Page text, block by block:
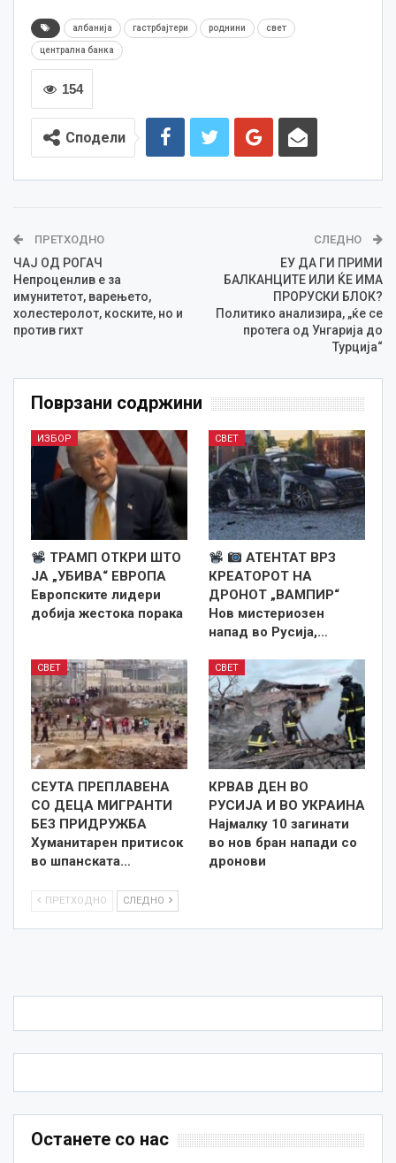
албанија гастрбајтери роднини свет
централна банка
154
Сподели
ПРЕТХОДНО
ЧАЈ ОД РОГАЧ
Непроценлив е за
имунитетот, варењето,
холестеролот, коските, но и
против гихт
СЛЕДНО
ЕУ ДА ГИ ПРИМИ
БАЛКАНЦИТЕ ИЛИ ЌЕ ИМА
ПРОРУСКИ БЛОК?
Политико анализира, „ќе се
протега од Унгарија до
Турција“
Поврзани содржини
ИЗБОР
ТРАМП ОТКРИ ШТО
ЈА „УБИВА“ ЕВРОПА
Европските лидери
добија жестока порака
СВЕТ
АТЕНТАТ ВРЗ
КРЕАТОРОТ НА
ДРОНОТ „ВАМПИР“
Нов мистериозен
напад во Русија,…
СВЕТ
СЕУТА ПРЕПЛАВЕНА
СО ДЕЦА МИГРАНТИ
БЕЗ ПРИДРУЖБА
Хуманитарен притисок
во шпанската…
СВЕТ
КРВАВ ДЕН ВО
РУСИЈА И ВО УКРАИНА
Најмалку 10 загинати
во нов бран напади со
дронови
ПРЕТХОДНО СЛЕДНО
Останете со нас